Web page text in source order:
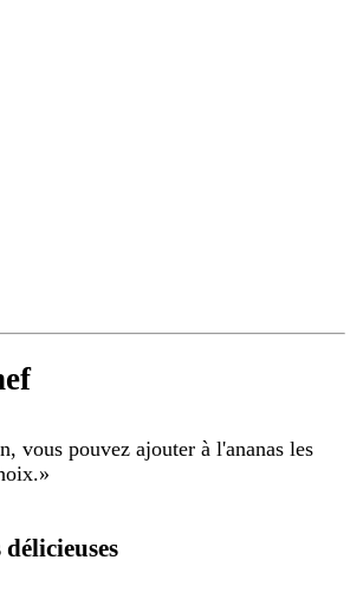
vous pouvez ajouter à l'ananas les
»
délicieuses